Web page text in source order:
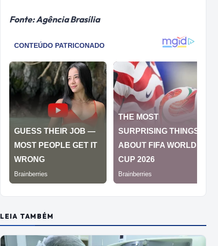
Fonte: Agência Brasília
LEIA TAMBÉM